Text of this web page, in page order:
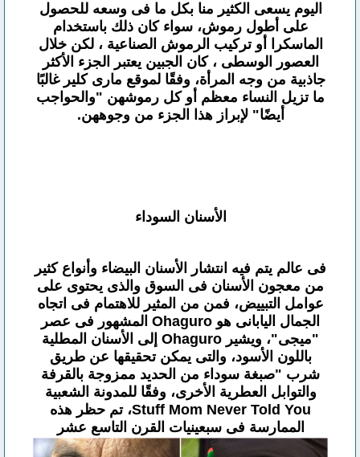
اليوم يسعى الكثير منا بكل ما فى وسعه للحصول
على أطول رموش، سواء كان ذلك باستخدام
الماسكرا أو تركيب الرموش الصناعية ، لكن خلال
العصور الوسطى ، كان الجبين يعتبر الجزء الأكثر
جاذبية من وجه المرأة، وفقًا لموقع مارى كلير غالبًا
ما تزيل النساء معظم أو كل رموشهن "والحواجب
أيضًا" لإبراز هذا الجزء من وجوههن.
الأسنان السوداء
فى عالم يتم فيه انتشار الأسنان البيضاء وأنواع كثير
من معجون الأسنان فى السوق والذى يحتوى على
عوامل التبييض، فمن من المثير للاهتمام فى اتجاه
الجمال اليابانى هو Ohaguro المشهور فى عصر
"ميجى"، ويشير Ohaguro إلى الأسنان المطلية
باللون الأسود، والتى يمكن تحقيقها عن طريق
شرب "صبغة سوداء من الحديد ممزوجة بالقرفة
والتوابل العطرية الأخرى، وفقًا للمدونة الشعبية
Stuff Mom Never Told You، تم حظر هذه
الممارسة فى سبعينيات القرن التاسع عشر